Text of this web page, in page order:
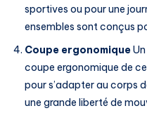
sportives ou pour une
ensembles sont conçus
Coupe ergonomique
coupe ergonomique de
pour s’adapter au corps
une grande liberté de